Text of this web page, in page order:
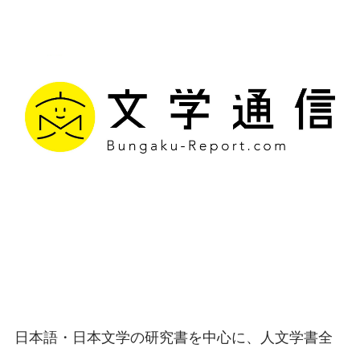
日本語・日本文学の研究書を中心に、人文学書全